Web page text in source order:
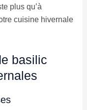
plus qu’à
cuisine hivernale
basilic